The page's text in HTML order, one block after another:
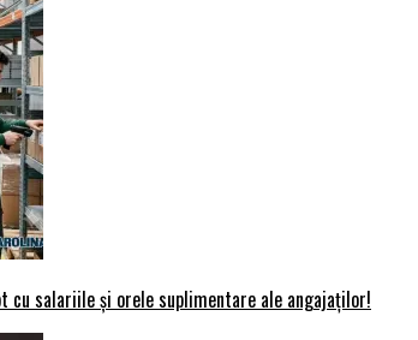
cu salariile și orele suplimentare ale angajaților!